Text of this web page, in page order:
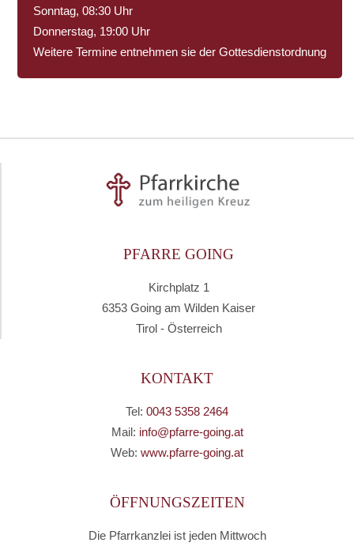
Sonntag, 08:30 Uhr
Donnerstag, 19:00 Uhr
Weitere Termine entnehmen sie der Gottesdienstordnung
PFARRE GOING
Kirchplatz 1
6353 Going am Wilden Kaiser
Tirol - Österreich
KONTAKT
Tel: 0043 5358 2464
Mail: info@pfarre-going.at
Web: www.pfarre-going.at
ÖFFNUNGSZEITEN
Die Pfarrkanzlei ist jeden Mittwoch